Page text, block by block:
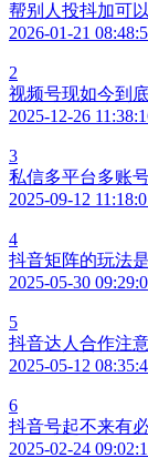
帮别人投抖加可
2026-01-21
2
视频号现如今到
2025-12-26
3
私信多平台多账
2025-09-12
4
抖音矩阵的玩法
2025-05-30
5
抖音达人合作注
2025-05-12
6
抖音号起不来有
2025-02-24